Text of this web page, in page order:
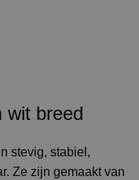
wit breed
stevig, stabiel,
Ze zijn gemaakt van